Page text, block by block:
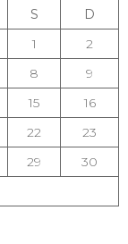
S
D
1
2
8
9
15
16
22
23
29
30